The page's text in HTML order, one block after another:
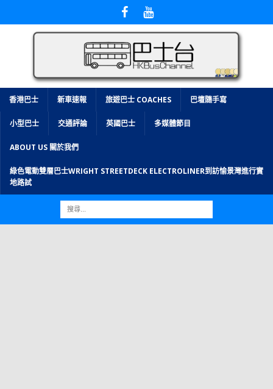
香港巴士 新車速報 旅遊巴士 COACHES 巴壇隨手寫
小型巴士 交通評論 英國巴士 多媒體節目
ABOUT US 關於我們
綠色電動雙層巴士WRIGHT STREETDECK ELECTROLINER到訪愉景灣進行實
地路試